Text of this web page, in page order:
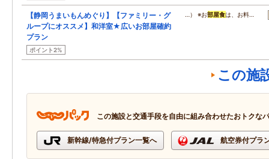
【静岡うまいもんめぐり】【ファミリー・グ
ループにオススメ】和洋室★広いお部屋確約
プラン
ポイント2%
…） ※お部屋食は、お料…
この施
この施設と交通手段を自由に組み合わせたおトクな
新幹線/特急付プラン一覧へ 航空券付プラ